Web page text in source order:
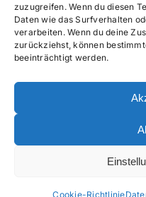
zuzugreifen. Wenn du diesen
Daten wie das Surfverhalten
verarbeiten. Wenn du deine
zurückziehst, können
beeinträchtigt werden.
Cookie-Richtlinie
Datenschutzerklärung
Impressum
Cookie-Richtlinie (EU)
©2026 – Moin